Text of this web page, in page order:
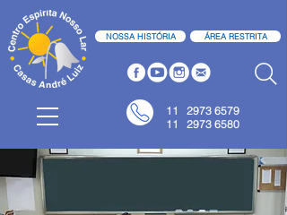
NOSSA HISTÓRIA ÁREA RESTRITA
11 2973 6579
11 2973 6580